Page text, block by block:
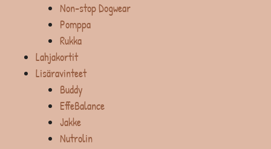
Non-stop Dogwear
Pomppa
Rukka
Lahjakortit
Lisäravinteet
Buddy
EffeBalance
Jakke
Nutrolin